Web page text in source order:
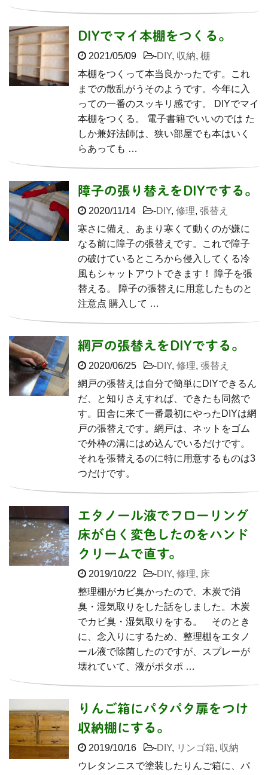
DIYでマイ本棚をつくる。
2021/05/09 -DIY, 収納, 棚
本棚をつくって本当良かったです。これ
までの散乱がうそのようです。今年に入
っての一番のスッキリ感です。 DIYでマイ
本棚をつくる。 電子書籍でいいのでは た
しか兼好法師は、狭い部屋でも本はいく
らあっても …
障子の張り替えをDIYでする。
2020/11/14 -DIY, 修理, 張替え
寒さに備え、あまり寒くて動くのが嫌に
なる前に障子の張替えです。これで障子
の破けているところから侵入してくる冷
風もシャットアウトできます！ 障子を張
替える。 障子の張替えに用意したものと
注意点 購入して …
網戸の張替えをDIYでする。
2020/06/25 -DIY, 修理, 張替え
網戸の張替えは自分で簡単にDIYできるん
だ、と知りさえすれば、できたも同然で
す。田舎に来て一番最初にやったDIYは網
戸の張替えです。網戸は、ネットをゴム
で外枠の溝にはめ込んでいるだけです。
それを張替えるのに特に用意するものは3
つだけです。
エタノール液でフローリング
床が白く変色したのをハンド
クリームで直す。
2019/10/22 -DIY, 修理, 床
整理棚がカビ臭かったので、木炭で消
臭・湿気取りをした話をしました。木炭
でカビ臭・湿気取りをする。 そのとき
に、念入りにするため、整理棚をエタノ
ール液で除菌したのですが、スプレーが
壊れていて、液がポタポ …
りんご箱にパタパタ扉をつけ
収納棚にする。
2019/10/16 -DIY, リンゴ箱, 収納
ウレタンニスで塗装したりんご箱に、パ